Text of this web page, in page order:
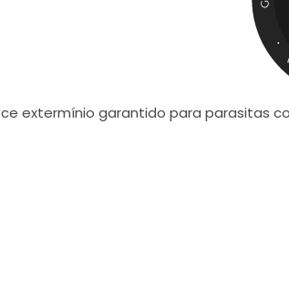
extermínio garantido para parasitas